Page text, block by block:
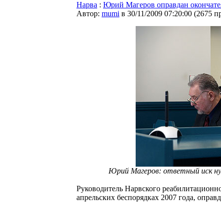
Нарва : Юрий Магеров оправдан
Автор: mumi в 30/11/2009 07:20:00 (2675
Юрий Магеров: ответный иск
Руководитель Нарвского
апрельских беспорядках 2007 года,